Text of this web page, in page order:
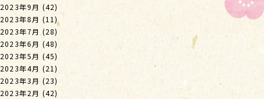
2023年9月 (42)
2023年8月 (11)
2023年7月 (28)
2023年6月 (48)
2023年5月 (45)
2023年4月 (21)
2023年3月 (23)
2023年2月 (42)